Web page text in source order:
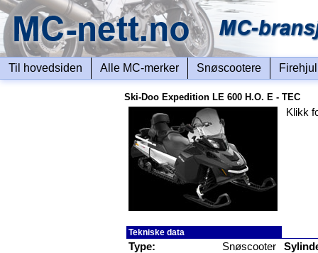
Til hovedsiden Alle MC-merker Snøscootere
Ski-Doo Expedition LE 600 H.O. E - TEC
Klikk
Tekniske data
Type:
Snøscooter